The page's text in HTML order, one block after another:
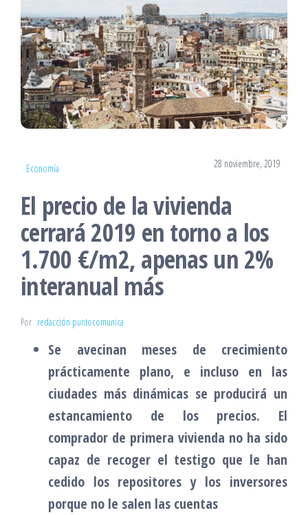
Economía 28 noviembre, 2019
El precio de la vivienda
cerrará 2019 en torno a los
1.700 €/m2, apenas un 2%
interanual más
Por redacción puntocomunica
Se avecinan meses de crecimiento
prácticamente plano, e incluso en las
ciudades más dinámicas se producirá un
estancamiento de los precios. El
comprador de primera vivienda no ha sido
capaz de recoger el testigo que le han
cedido los repositores y los inversores
porque no le salen las cuentas